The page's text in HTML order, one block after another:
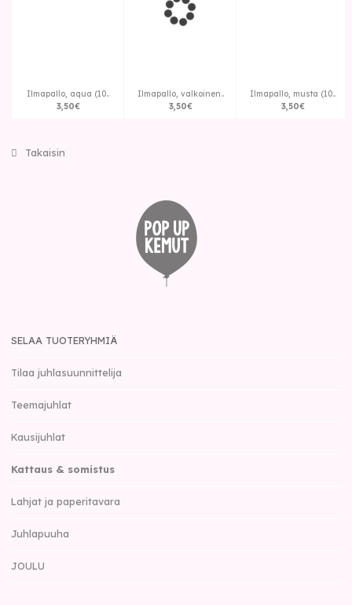
Ilmapallo, aqua (10..
3, 50€
Ilmapallo, valkoinen..
3, 50€
Ilmapallo, musta (10..
3, 50€
Takaisin
SELAA TUOTERYHMIÄ
Tilaa juhlasuunnittelija
Teemajuhlat
Kausijuhlat
Kattaus & somistus
Lahjat ja paperitavara
Juhlapuuha
JOULU